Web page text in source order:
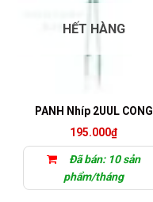
HẾT HÀNG
PANH Nhíp 2UUL CONG
195.000₫
Đã bán: 10 sản
phẩm/tháng